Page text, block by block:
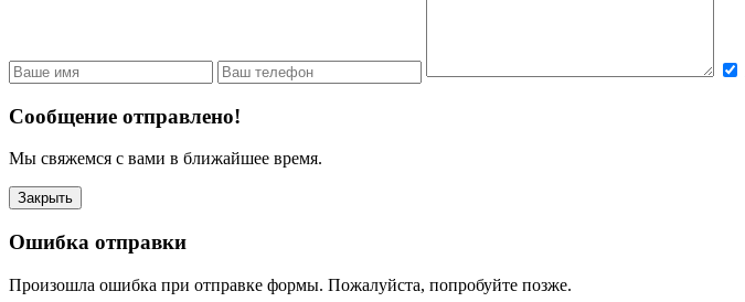
Сообщение отправлено!
Мы свяжемся с вами в ближайшее время.
Закрыть
Ошибка отправки
Произошла ошибка при отправке формы. Пожалуйста, попробуйте позже.